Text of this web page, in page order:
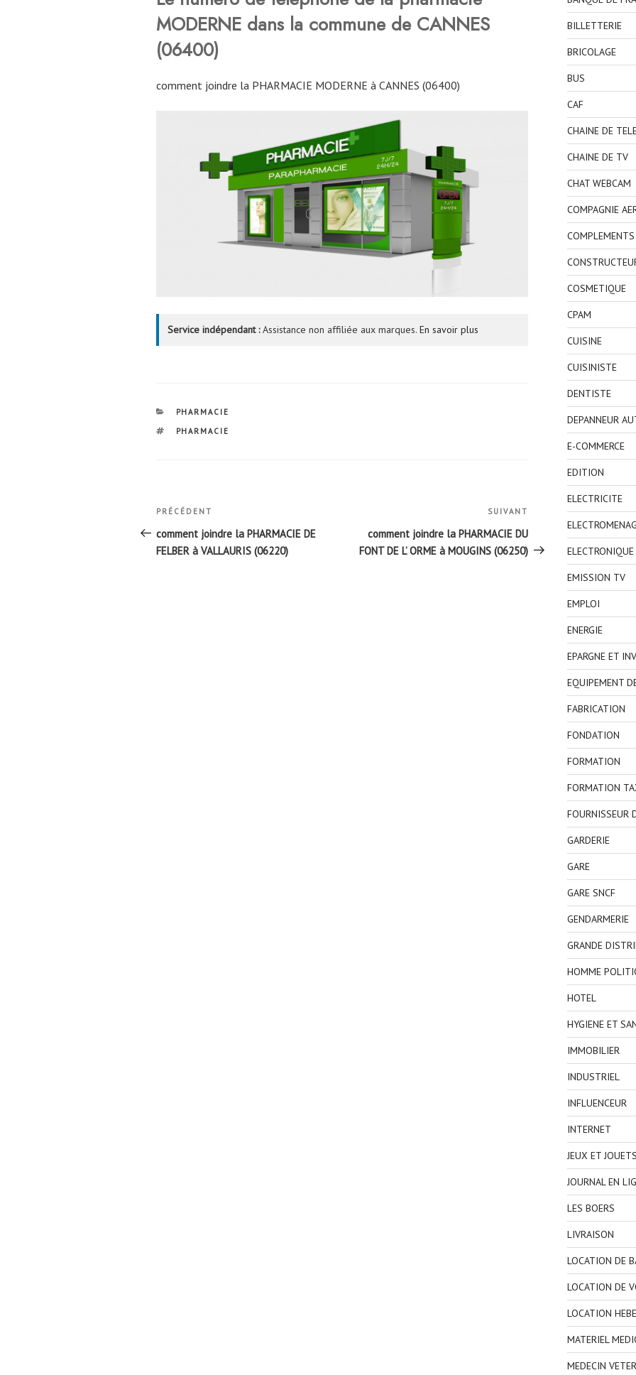
MODERNE dans la commune de CANNES
(06400)
comment joindre la PHARMACIE MODERNE à CANNES (06400)
Service indépendant :Assistance non affiliée aux marques. En savoir plus
CATÉGORIES
PHARMACIE
ÉTIQUETTES
PHARMACIE
Navigation
de
l’article
Article
précédent
PRÉCÉDENT
comment joindre la PHARMACIE DE
FELBER à VALLAURIS (06220)
suivant
SUIVANT
comment joindre la PHARMACIE DU
FONT DE L’ ORME à MOUGINS (06250)
BILLETTERIE
BRICOLAGE
BUS
CAF
CHAINE DE
CHAINE DE TV
CHAT WEBCAM
COMPAGNIE
COSMETIQUE
CPAM
CUISINE
CUISINISTE
DENTISTE
DEPANNEUR
E-COMMERCE
EDITION
ELECTRICITE
EMISSION TV
EMPLOI
ENERGIE
EPARGNE ET
EQUIPEMENT
FABRICATION
FONDATION
FORMATION
FORMATION
FOURNISSEUR
GARDERIE
GARE
GARE SNCF
GENDARMERIE
GRANDE
HOMME
HOTEL
HYGIENE ET
IMMOBILIER
INDUSTRIEL
INFLUENCEUR
INTERNET
JEUX ET JOUETS
JOURNAL EN
LES BOERS
LIVRAISON
LOCATION DE
LOCATION DE
LOCATION
MATERIEL
MEDECIN